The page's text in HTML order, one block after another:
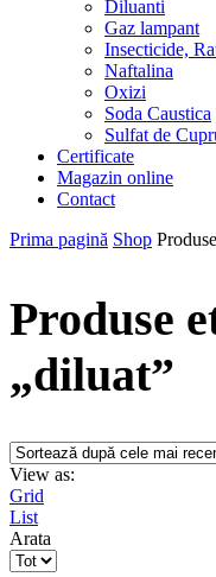
Diluanti
Gaz lampant
Insecticide,
Naftalina
Oxizi
Soda Caustica
Sulfat de
Certificate
Magazin online
Contact
Prima pagină Shop
Produse
„diluat”
View as:
Grid
List
Arata
Products